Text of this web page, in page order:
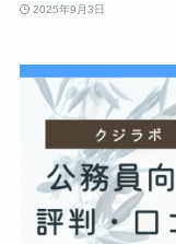
2025年9月3日